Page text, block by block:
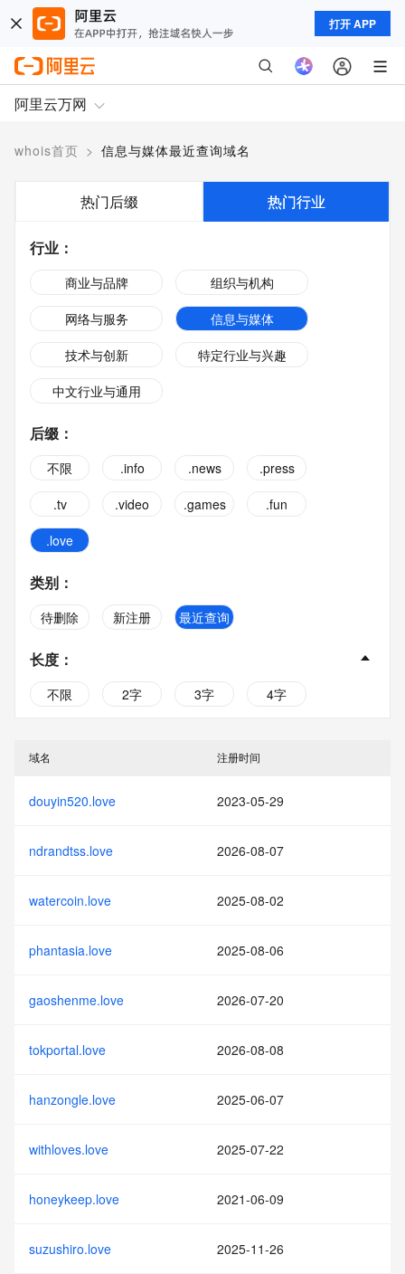
打开 APP
阿里云万网
whois首页 > 信息与媒体最近查询域名
热门后缀 热门行业
行业 ：
商业与品牌
组织与机构
网络与服务
信息与媒体
技术与创新
特定行业与兴趣
中文行业与通用
后缀 ：
不限 .info .news
.press
.tv
.video .games
.fun
.love
类别 ：
待删除 新注册 最近查询
长度 ：
不限 2字 3字
4字
域名 注册时间
douyin520.love 2023-05-29
ndrandtss.love 2026-08-07
watercoin.love 2025-08-02
phantasia.love 2025-08-06
gaoshenme.love 2026-07-20
tokportal.love 2026-08-08
hanzongle.love 2025-06-07
withloves.love 2025-07-22
honeykeep.love 2021-06-09
suzushiro.love 2025-11-26